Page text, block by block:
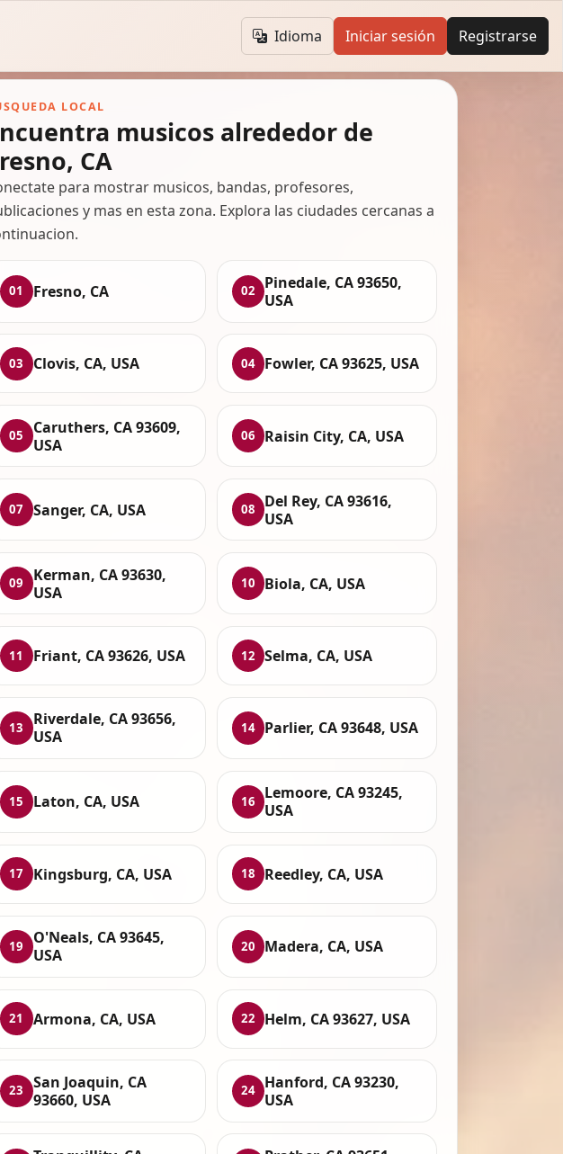
Idioma Iniciar sesión Registrarse
LOCAL
musicos alrededor de
CA
para mostrar musicos, bandas, profesores,
y mas en esta zona. Explora las ciudades cercanas a
01 Fresno, CA 02
Pinedale, CA 93650,
USA
03 Clovis, CA, USA 04 Fowler, CA 93625, USA
05
Caruthers, CA 93609,
USA
06 Raisin City, CA, USA
07 Sanger, CA, USA 08
Del Rey, CA 93616,
USA
09
Kerman, CA 93630,
USA
10 Biola, CA, USA
11 Friant, CA 93626, USA 12 Selma, CA, USA
13
Riverdale, CA 93656,
USA
14 Parlier, CA 93648, USA
15 Laton, CA, USA 16
Lemoore, CA 93245,
USA
17 Kingsburg, CA, USA 18 Reedley, CA, USA
19
O'Neals, CA 93645,
USA
20 Madera, CA, USA
21 Armona, CA, USA 22 Helm, CA 93627, USA
23
San Joaquin, CA
93660, USA
24
Hanford, CA 93230,
USA